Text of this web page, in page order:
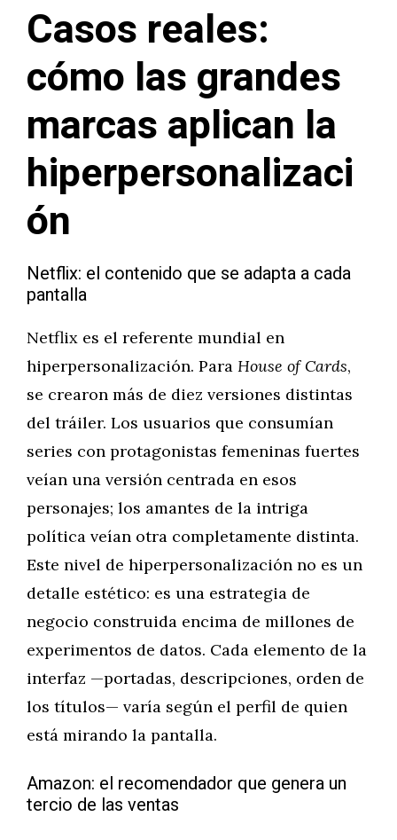
Casos reales:
cómo las grandes
marcas aplican la
hiperpersonalizaci
ón
Netflix: el contenido que se adapta a cada
pantalla
Netflix es el referente mundial en
hiperpersonalización. Para House of Cards,
se crearon más de diez versiones distintas
del tráiler. Los usuarios que consumían
series con protagonistas femeninas fuertes
veían una versión centrada en esos
personajes; los amantes de la intriga
política veían otra completamente distinta.
Este nivel de hiperpersonalización no es un
detalle estético: es una estrategia de
negocio construida encima de millones de
experimentos de datos. Cada elemento de la
interfaz —portadas, descripciones, orden de
los títulos— varía según el perfil de quien
está mirando la pantalla.
Amazon: el recomendador que genera un
tercio de las ventas